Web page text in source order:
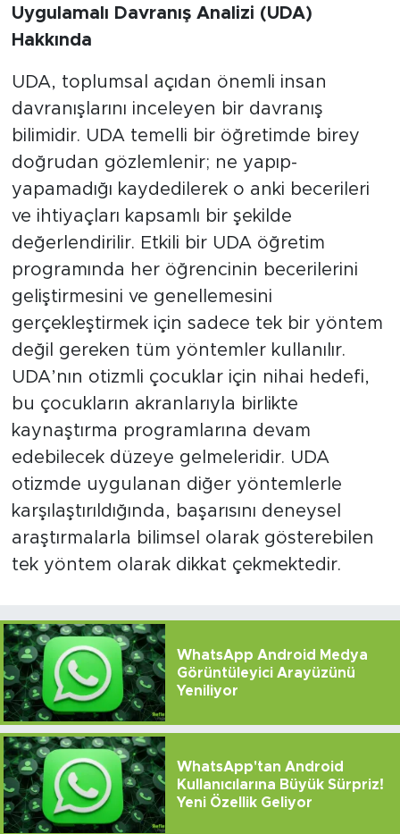
Uygulamalı Davranış Analizi (UDA)
Hakkında
UDA, toplumsal açıdan önemli insan
davranışlarını inceleyen bir davranış
bilimidir. UDA temelli bir öğretimde birey
doğrudan gözlemlenir; ne yapıp-
yapamadığı kaydedilerek o anki becerileri
ve ihtiyaçları kapsamlı bir şekilde
değerlendirilir. Etkili bir UDA öğretim
programında her öğrencinin becerilerini
geliştirmesini ve genellemesini
gerçekleştirmek için sadece tek bir yöntem
değil gereken tüm yöntemler kullanılır.
UDA’nın otizmli çocuklar için nihai hedefi,
bu çocukların akranlarıyla birlikte
kaynaştırma programlarına devam
edebilecek düzeye gelmeleridir. UDA
otizmde uygulanan diğer yöntemlerle
karşılaştırıldığında, başarısını deneysel
araştırmalarla bilimsel olarak gösterebilen
tek yöntem olarak dikkat çekmektedir.
WhatsApp Android Medya
Görüntüleyici Arayüzünü
Yeniliyor
WhatsApp'tan Android
Kullanıcılarına Büyük Sürpriz!
Yeni Özellik Geliyor